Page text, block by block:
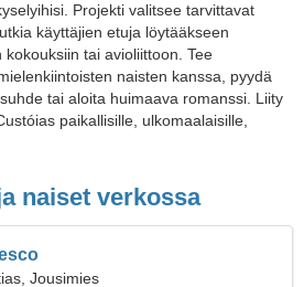
Projekti valitsee tarvittavat
käyttäjien etuja löytääkseen
tai avioliittoon. Tee
naisten kanssa, pyydä
tai aloita huimaava romanssi. Liity
paikallisille, ulkomaalaisille,
naiset verkossa
Jousimies